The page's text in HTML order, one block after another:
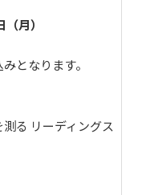
月）
となります。
る リーディングス